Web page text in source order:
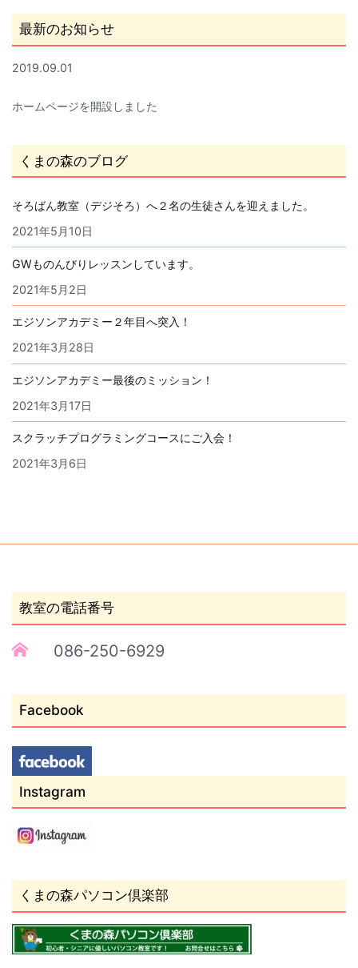
最新のお知らせ
2019.09.01
ホームページを開設しました
くまの森のブログ
そろばん教室（デジそろ）へ２名の生徒さんを迎えました。
2021年5月10日
GWものんびりレッスンしています。
2021年5月2日
エジソンアカデミー２年目へ突入！
2021年3月28日
エジソンアカデミー最後のミッション！
2021年3月17日
スクラッチプログラミングコースにご入会！
2021年3月6日
教室の電話番号
086-250-6929
Facebook
Instagram
くまの森パソコン倶楽部